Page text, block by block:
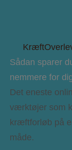
Sådan sparer
nemmere for
Det eneste
værktøjer som
kræftforløb på
måde.